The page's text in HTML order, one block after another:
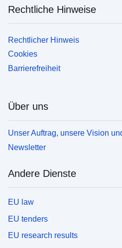
Rechtliche Hinweise
Rechtlicher Hinweis
Cookies
Barrierefreiheit
Über uns
Unser Auftrag, unsere Vision
Newsletter
Andere Dienste
EU law
EU tenders
EU research results